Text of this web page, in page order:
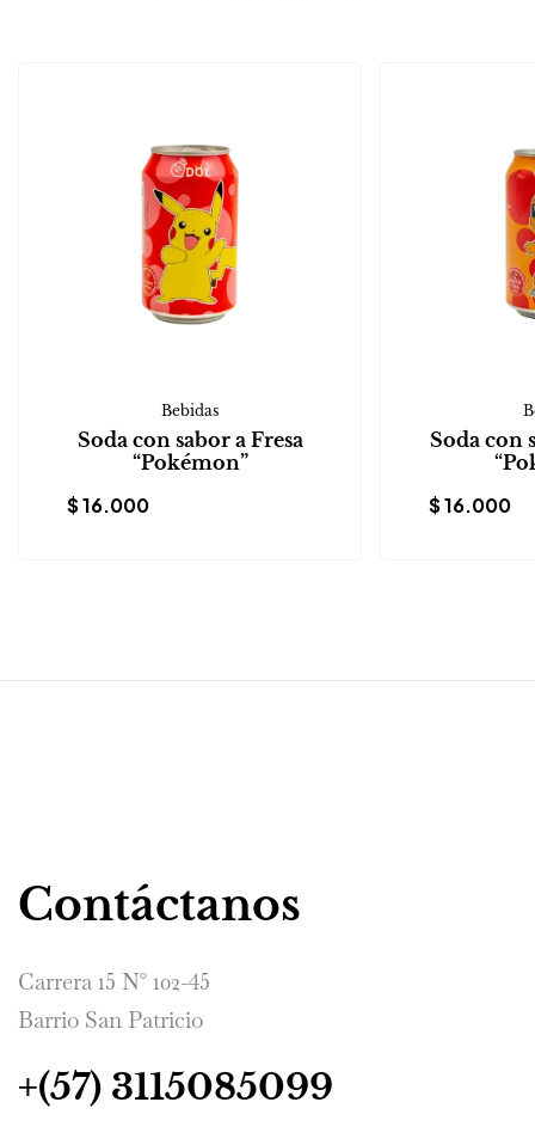
Bebidas
Soda con sabor a Fresa
“Pokémon”
$16.000
Soda con
$16.000
Contáctanos
Carrera 15 N° 102-45
Barrio San Patricio
+(57) 3115085099